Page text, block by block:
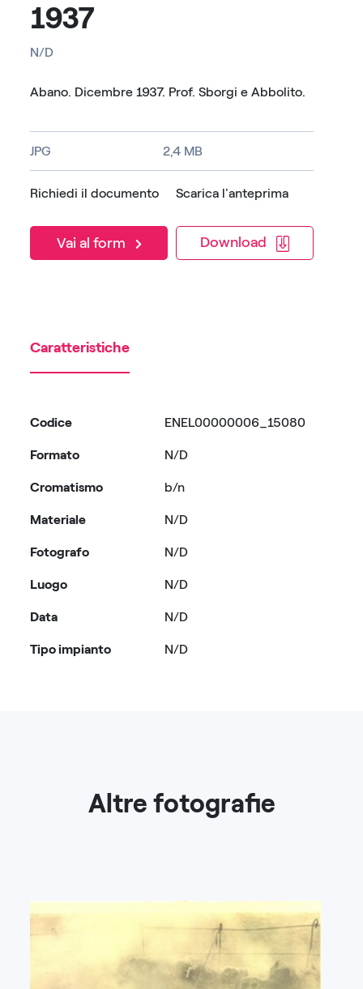
1937
N/D
Abano. Dicembre 1937. Prof. Sborgi e Abbolito.
JPG 2,4 MB
Richiedi il documento
Vai al form
Scarica l'anteprima
Download
Caratteristiche
Codice
Formato
Cromatismo
Materiale
ENEL00000006_15080
N/D
b/n
N/D
Fotografo
Luogo
Data
Tipo impianto
N/D
N/D
N/D
N/D
Altre fotografie